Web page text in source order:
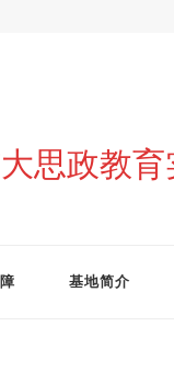
思政教
基地简介